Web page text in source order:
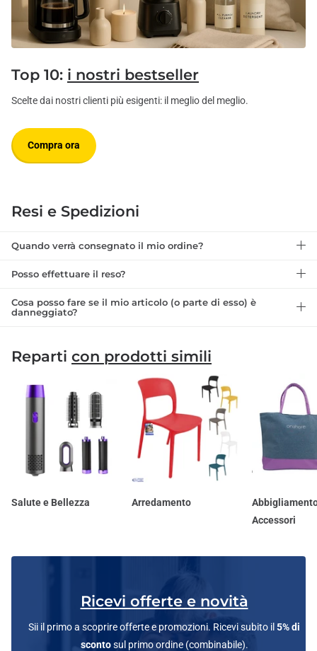
Top 10: i nostri bestseller
Scelte dai nostri clienti più esigenti: il meglio del meglio.
Compra ora
Resi e Spedizioni
Quando verrà consegnato il mio ordine?
Posso effettuare il reso?
Cosa posso fare se il mio articolo (o parte di esso) è
danneggiato?
Reparti con prodotti simili
Salute e Bellezza Arredamento
Accessori
Ricevi offerte e novità
Sii il primo a scoprire offerte e promozioni. Ricevi subito il 5% di
scontosul primo ordine (combinabile).